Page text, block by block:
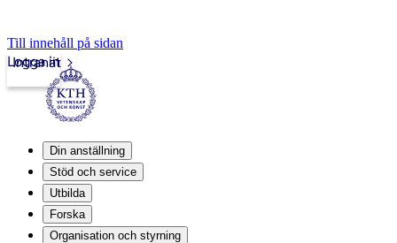
Till innehåll på sidan
Intranät
Logga in
Din anställning
Stöd och service
Utbilda
Forska
Organisation och styrning